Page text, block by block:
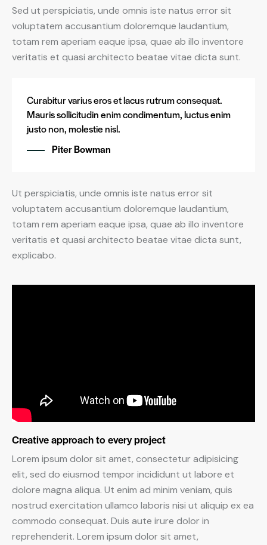
Sed ut perspiciatis, unde omnis iste natus error sit
voluptatem accusantium doloremque laudantium,
totam rem aperiam eaque ipsa, quae ab illo inventore
veritatis et quasi architecto beatae vitae dicta sunt.
Curabitur varius eros et lacus rutrum consequat.
Mauris sollicitudin enim condimentum, luctus enim
justo non, molestie nisl.
Piter Bowman
Ut perspiciatis, unde omnis iste natus error sit
voluptatem accusantium doloremque laudantium,
totam rem aperiam eaque ipsa, quae ab illo inventore
veritatis et quasi architecto beatae vitae dicta sunt,
explicabo.
Creative approach to every project
Lorem ipsum dolor sit amet, consectetur adipisicing
elit, sed do eiusmod tempor incididunt ut labore et
dolore magna aliqua. Ut enim ad minim veniam, quis
nostrud exercitation ullamco laboris nisi ut aliquip ex ea
commodo consequat. Duis aute irure dolor in
reprehenderit. Lorem ipsum dolor sit amet,